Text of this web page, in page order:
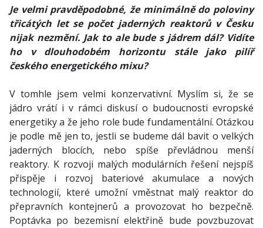
Je velmi pravděpodobné, že minimálně do poloviny
třicátých let se počet jaderných reaktorů v Česku
nijak nezmění. Jak to ale bude s jádrem dál? Vidíte
ho v dlouhodobém horizontu stále jako pilíř
českého energetického mixu?
V tomhle jsem velmi konzervativní. Myslím si, že se
jádro vrátí i v rámci diskusí o budoucnosti evropské
energetiky a že jeho role bude fundamentální. Otázkou
je podle mě jen to, jestli se budeme dál bavit o velkých
jaderných blocích, nebo spíše převládnou menší
reaktory. K rozvoji malých modulárních řešení nejspíš
přispěje i rozvoj bateriové akumulace a nových
technologií, které umožní vměstnat malý reaktor do
přepravních kontejnerů a provozovat ho bezpečně.
Poptávka po bezemisní elektřině bude povzbuzovat